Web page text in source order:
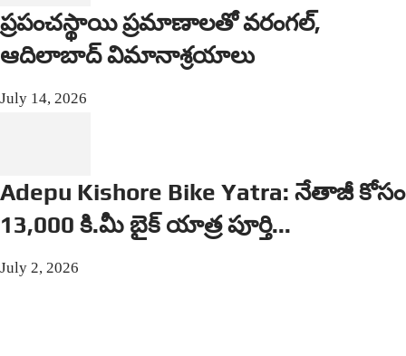
ప్రపంచస్థాయి ప్రమాణాలతో వరంగల్,
ఆదిలాబాద్ విమానాశ్రయాలు
July 14, 2026
Adepu Kishore Bike Yatra: నేతాజీ కోసం
13,000 కి.మీ బైక్ యాత్ర పూర్తి...
July 2, 2026